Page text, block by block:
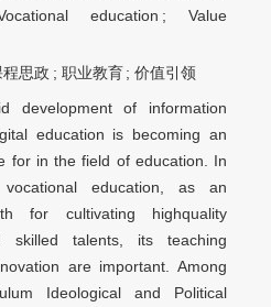
education ;Value
程思政 ; 职业教育 ;价值引领
development of information
education is becoming an
for in the field of education. In
education, as an
for cultivating highquality
skilled talents, its teaching
are important. Among
Ideological and Political